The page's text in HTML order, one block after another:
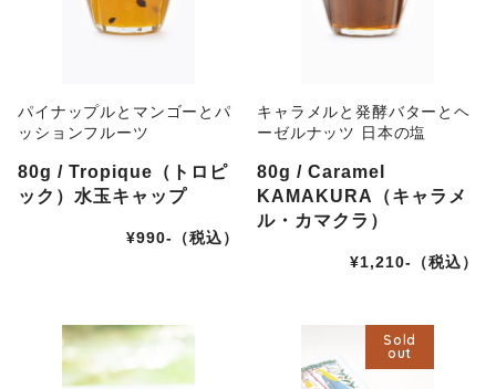
パイナップルとマンゴーとパ
ッションフルーツ
80g / Tropique（トロピ
ック）水玉キャップ
¥990-（税込）
キャラメルと発酵バターとヘ
ーゼルナッツ 日本の塩
80g / Caramel
KAMAKURA（キャラメ
ル・カマクラ）
¥1,210-（税込）
Sold
out